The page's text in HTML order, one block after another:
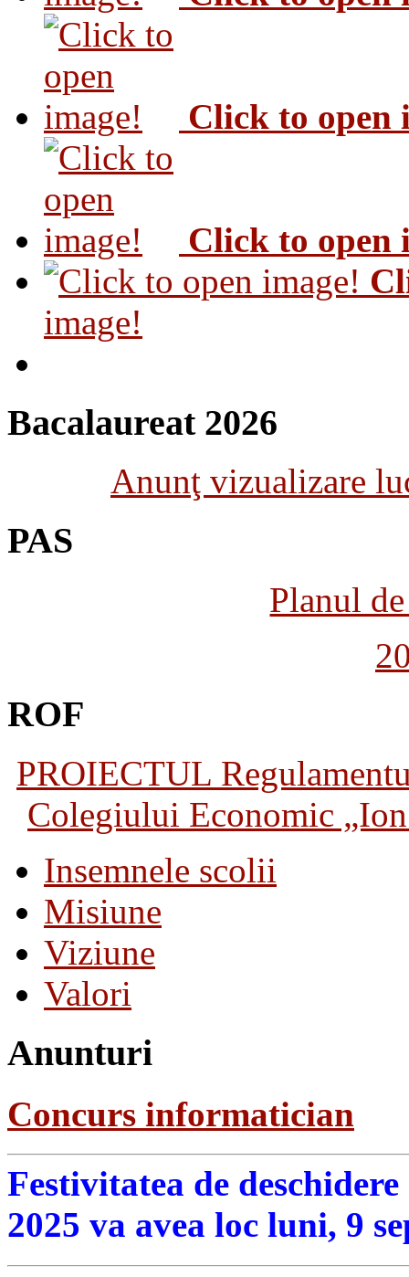
Click to open
Click to open
image!
Bacalaureat 2026
Anunţ vizualizare
PAS
Planul
ROF
PROIECTUL
Colegiului Economic
Insemnele scolii
Misiune
Viziune
Valori
Anunturi
Concurs informatician
Festivitatea de
2025 va avea loc luni, 9